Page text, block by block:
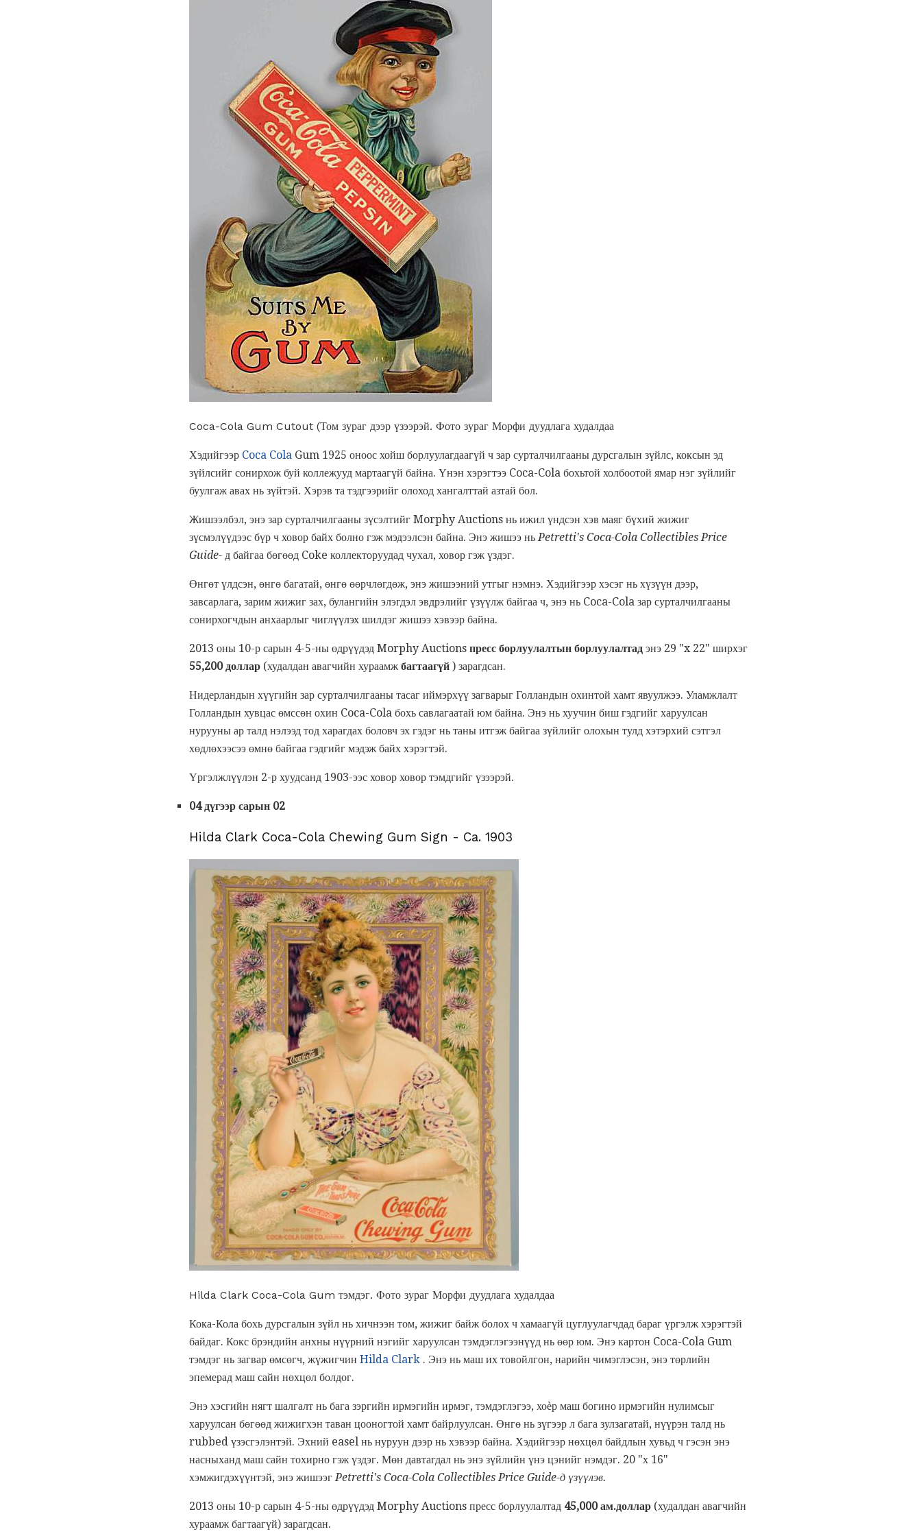
Coca-Cola Gum Cutout (Том зураг дээр үзээрэй. Фото зураг Морфи дуудлага худалдаа
Хэдийгээр Coca Cola Gum 1925 оноос хойш борлуулагдаагүй ч зар сурталчилгааны дурсгалын зүйлс, коксын эд
зүйлсийг сонирхож буй коллежууд мартаагүй байна. Үнэн хэрэгтээ Coca-Cola бохьтой холбоотой ямар нэг зүйлийг
буулгаж авах нь зүйтэй. Хэрэв та тэдгээрийг олоход хангалттай азтай бол.
Жишээлбэл, энэ зар сурталчилгааны зүсэлтийг Morphy Auctions нь ижил үндсэн хэв маяг бүхий жижиг
зүсмэлүүдээс бүр ч ховор байх болно гэж мэдээлсэн байна. Энэ жишээ ньPetretti's Coca-Cola Collectibles Price
Guide- д байгаа бөгөөд Coke коллекторуудад чухал, ховор гэж үздэг.
Өнгөт үлдсэн, өнгө багатай, өнгө өөрчлөгдөж, энэ жишээний утгыг нэмнэ. Хэдийгээр хэсэг нь хүзүүн дээр,
завсарлага, зарим жижиг зах, булангийн элэгдэл эвдрэлийг үзүүлж байгаа ч, энэ нь Coca-Cola зар сурталчилгааны
сонирхогчдын анхаарлыг чиглүүлэх шилдэг жишээ хэвээр байна.
2013 оны 10-р сарын 4-5-ны өдрүүдэд Morphy Auctions пресс борлуулалтын борлуулалтад энэ 29 "x 22" ширхэг
55,200 доллар (худалдан авагчийн хураамж багтаагүй ) зарагдсан.
Нидерландын хүүгийн зар сурталчилгааны тасаг иймэрхүү загварыг Голландын охинтой хамт явуулжээ. Уламжлалт
Голландын хувцас өмссөн охин Coca-Cola бохь савлагаатай юм байна. Энэ нь хуучин биш гэдгийг харуулсан
нурууны ар талд нэлээд тод харагдах боловч эх гэдэг нь таны итгэж байгаа зүйлийг олохын тулд хэтэрхий сэтгэл
хөдлөхээсээ өмнө байгаа гэдгийг мэдэж байх хэрэгтэй.
Үргэлжлүүлэн 2-р хуудсанд 1903-ээс ховор ховор тэмдгийг үзээрэй.
04 дүгээр сарын 02
Hilda Clark Coca-Cola Chewing Gum Sign - Ca. 1903
Hilda Clark Coca-Cola Gum тэмдэг. Фото зураг Морфи дуудлага худалдаа
Кока-Кола бохь дурсгалын зүйл нь хичнээн том, жижиг байж болох ч хамаагүй цуглуулагчдад бараг үргэлж хэрэгтэй
байдаг. Кокс брэндийн анхны нүүрний нэгийг харуулсан тэмдэглэгээнүүд нь өөр юм. Энэ картон Coca-Cola Gum
тэмдэг нь загвар өмсөгч, жүжигчин Hilda Clark . Энэ нь маш их товойлгон, нарийн чимэглэсэн, энэ төрлийн
эпемерад маш сайн нөхцөл болдог.
Энэ хэсгийн нягт шалгалт нь бага зэргийн ирмэгийн ирмэг, тэмдэглэгээ, хоѐр маш богино ирмэгийн нулимсыг
харуулсан бөгөөд жижигхэн таван цооногтой хамт байрлуулсан. Өнгө нь зүгээр л бага зулзагатай, нүүрэн талд нь
rubbed үзэсгэлэнтэй. Эхний easel нь нуруун дээр нь хэвээр байна. Хэдийгээр нөхцөл байдлын хувьд ч гэсэн энэ
насныханд маш сайн тохирно гэж үздэг. Мөн давтагдал нь энэ зүйлийн үнэ цэнийг нэмдэг. 20 "х 16"
хэмжигдэхүүнтэй, энэ жишээг Petretti's Coca-Cola Collectibles Price Guide-д үзүүлэв.
2013 оны 10-р сарын 4-5-ны өдрүүдэд Morphy Auctions пресс борлуулалтад 45,000 ам.доллар (худалдан авагчийн
хураамж багтаагүй) зарагдсан.